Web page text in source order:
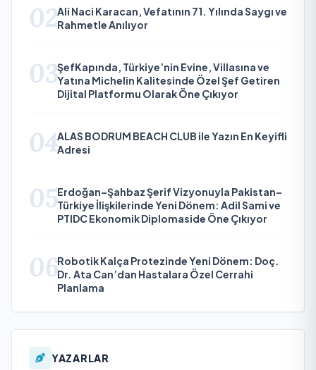
02Ali Naci Karacan, Vefatının 71. Yılında Saygı ve
Rahmetle Anılıyor
03ŞefKapında, Türkiye’nin Evine, Villasına ve
Yatına Michelin Kalitesinde Özel Şef Getiren
Dijital Platformu Olarak Öne Çıkıyor
04ALAS BODRUM BEACH CLUB ile Yazın En Keyifli
Adresi
05Erdoğan–Şahbaz Şerif Vizyonuyla Pakistan–
Türkiye İlişkilerinde Yeni Dönem: Adil Sami ve
PTIDC Ekonomik Diplomaside Öne Çıkıyor
06Robotik Kalça Protezinde Yeni Dönem: Doç.
Dr. Ata Can’dan Hastalara Özel Cerrahi
Planlama
YAZARLAR